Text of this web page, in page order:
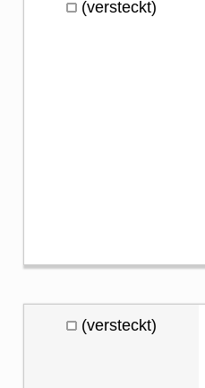
(versteckt)
(versteckt)